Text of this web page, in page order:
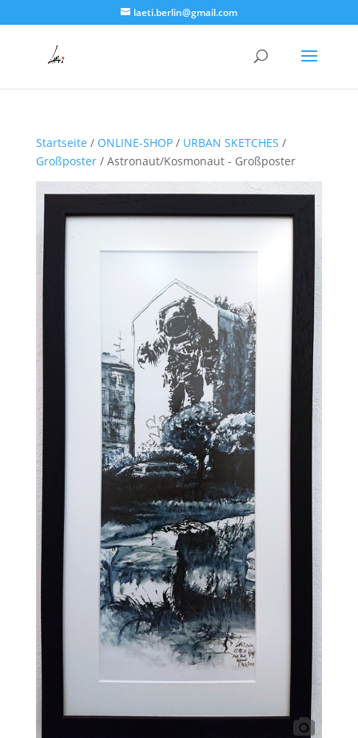
laeti.berlin@gmail.com
Startseite / ONLINE-SHOP/ URBAN SKETCHES /
Großposter/ Astronaut/Kosmonaut - Großposter